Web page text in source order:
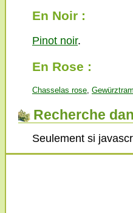
En Noir :
Pinot noir.
En Rose :
Chasselas rose,
Recherche
Seulement si